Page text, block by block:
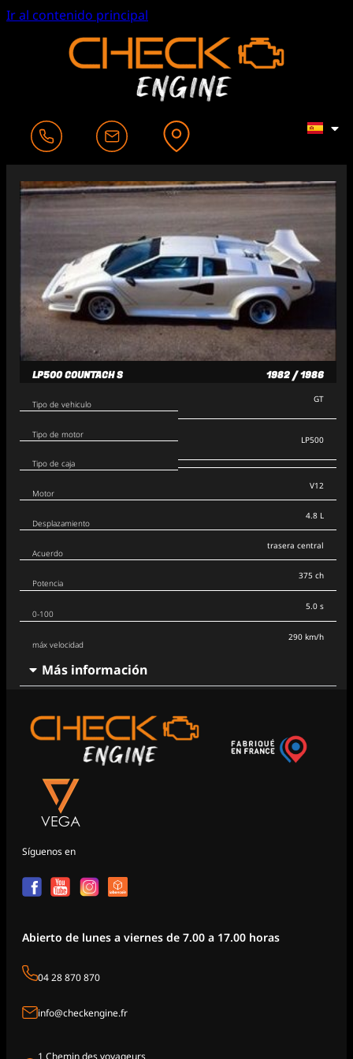
Ir al contenido principal
LP500 COUNTACH S 1982 / 1986
Tipo de vehiculo
Tipo de motor
Tipo de caja
GT
LP500
Motor
Desplazamiento
Acuerdo
V12
4.8 L
trasera central
Potencia
0-100
máx velocidad
375 ch
5.0 s
290 km/h
Más información
Síguenos en
Abierto de lunes a viernes de 7.00 a 17.00 horas
04 28 870 870
info@checkengine.fr
1 Chemin des voyageurs